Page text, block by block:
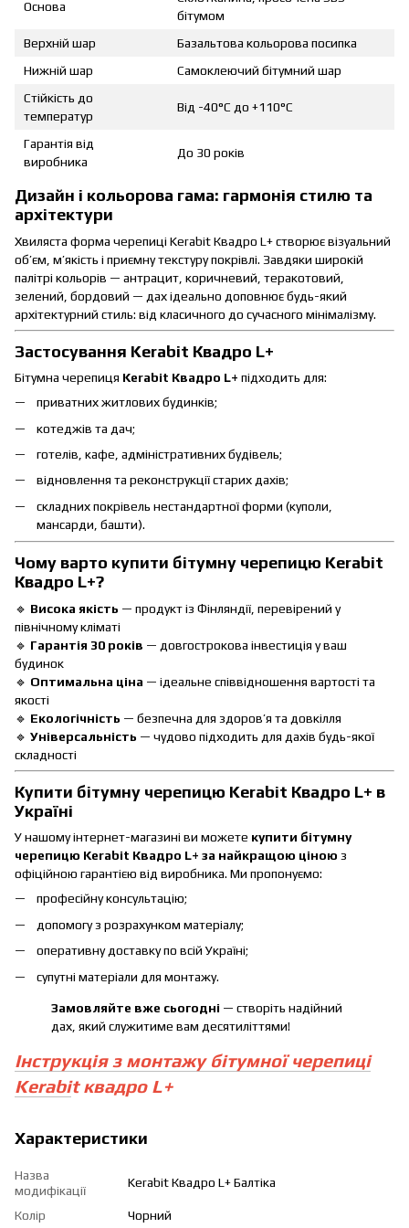
Основа
бітумом
Верхній шар
Базальтова кольорова посипка
Нижній шар
Самоклеючий бітумний шар
Стійкість до
температур
Від -40°C до +110°C
Гарантія від
виробника
До 30 років
Дизайн і кольорова гама: гармонія стилю та
архітектури
Хвиляста форма черепиці Kerabit Квадро L+ створює візуальний
об’єм, м’якість і приємну текстуру покрівлі. Завдяки широкій
палітрі кольорів — антрацит, коричневий, теракотовий,
зелений, бордовий — дах ідеально доповнює будь-який
архітектурний стиль: від класичного до сучасного мінімалізму.
Застосування Kerabit Квадро L+
Бітумна черепиця Kerabit Квадро L+ підходить для:
приватних житлових будинків;
котеджів та дач;
готелів, кафе, адміністративних будівель;
відновлення та реконструкції старих дахів;
складних покрівель нестандартної форми (куполи,
мансарди, башти).
Чому варто купити бітумну черепицю Kerabit
Квадро L+?
🔹 Висока якість — продукт із Фінляндії, перевірений у
північному кліматі
🔹 Гарантія 30 років — довгострокова інвестиція у ваш
будинок
🔹 Оптимальна ціна — ідеальне співвідношення вартості та
якості
🔹 Екологічність — безпечна для здоров’я та довкілля
🔹 Універсальність — чудово підходить для дахів будь-якої
складності
Купити бітумну черепицю Kerabit Квадро L+ в
Україні
У нашому інтернет-магазині ви можете купити бітумну
черепицю Kerabit Квадро L+ за найкращою ціною з
офіційною гарантією від виробника. Ми пропонуємо:
професійну консультацію;
допомогу з розрахунком матеріалу;
оперативну доставку по всій Україні;
супутні матеріали для монтажу.
Замовляйте вже сьогодні — створіть надійний
дах, який служитиме вам десятиліттями!
Інструкція з монтажу бітумної черепиці
Kerabit квадро L+
Характеристики
Назва
модифікації
Kerabit Квадро L+ Балтіка
Колір
Чорний